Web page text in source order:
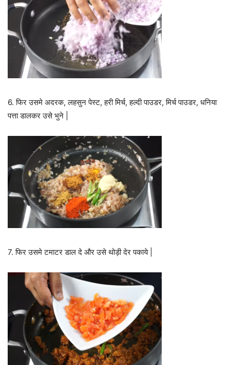
6. फिर उसमे अदरक, लहसुन पेस्ट, हरी मिर्च, हल्दी पाउडर, मिर्च पाउडर, धनिया
पत्ता डालकर उसे भुने |
7. फिर उसमे टमाटर डाल दे और उसे थोड़ी देर पकाये |